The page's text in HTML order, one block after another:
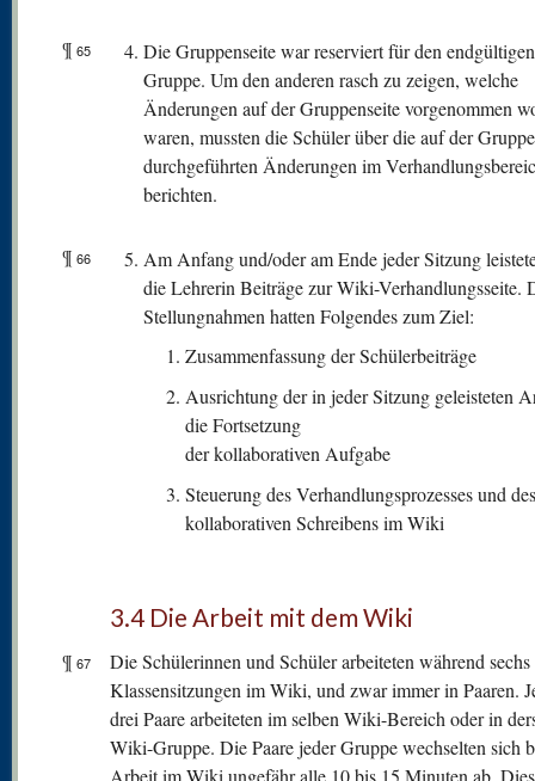
¶ 65
Die Gruppenseite war reserviert für den
Gruppe. Um den anderen rasch zu zeigen, welche
Änderungen auf der Gruppenseite vorgenommen
waren, mussten die Schüler über die auf der
durchgeführten Änderungen im
berichten.
¶ 66
Am Anfang und/oder am Ende jeder Sitzung
die Lehrerin Beiträge zur Wiki-Verhandlungsseite.
Stellungnahmen hatten Folgendes zum Ziel:
Zusammenfassung der Schülerbeiträge
Ausrichtung der in jeder Sitzung geleisteten
die Fortsetzung
der kollaborativen Aufgabe
Steuerung des Verhandlungsprozesses und des
kollaborativen Schreibens im Wiki
3.4 Die Arbeit mit dem Wiki
¶ 67
Die Schülerinnen und Schüler arbeiteten während sechs
Klassensitzungen im Wiki, und zwar immer in Paaren.
drei Paare arbeiteten im selben Wiki-Bereich oder in
Wiki-Gruppe. Die Paare jeder Gruppe wechselten sich
Arbeit im Wiki ungefähr alle 10 bis 15 Minuten ab.